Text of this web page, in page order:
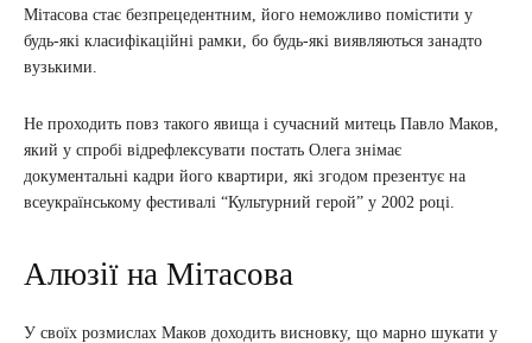
Мітасова стає безпрецедентним, його неможливо помістити у
будь-які класифікаційні рамки, бо будь-які виявляються занадто
вузькими.
Не проходить повз такого явища і сучасний митець Павло Маков,
який у спробі відрефлексувати постать Олега знімає
документальні кадри його квартири, які згодом презентує на
всеукраїнському фестивалі “Культурний герой” у 2002 році.
Алюзії на Мітасова
У своїх розмислах Маков доходить висновку, що марно шукати у